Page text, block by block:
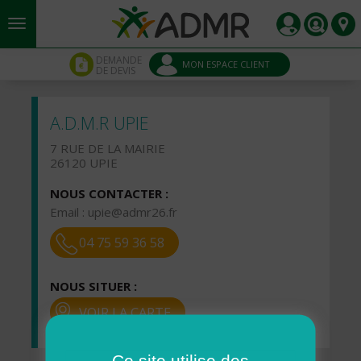
Aller au contenu principal
DEMANDE
DE DEVIS MON ESPACE CLIENT
A.D.M.R UPIE
7 RUE DE LA MAIRIE
26120 UPIE
NOUS CONTACTER :
Email : upie@admr26.fr
04 75 59 36 58
NOUS SITUER :
VOIR LA CARTE
Panneau de gestion des cookies